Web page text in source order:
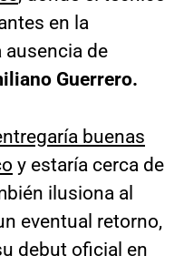
en la
ausencia de
Guerrero.
buenas
y estaría cerca de
ilusiona al
eventual retorno,
debut oficial en